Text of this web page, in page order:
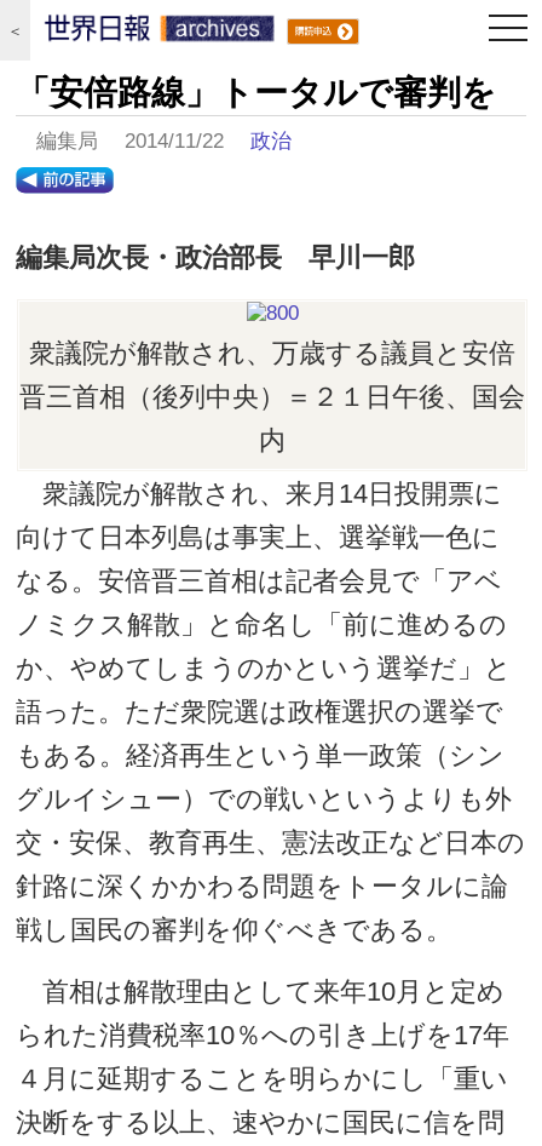
＜
「安倍路線」トータルで審判を
編集局 2014/11/22政治
編集局次長・政治部長 早川一郎
衆議院が解散され、万歳する議員と安倍
晋三首相（後列中央）＝２１日午後、国会
内
衆議院が解散され、来月14日投開票に
向けて日本列島は事実上、選挙戦一色に
なる。安倍晋三首相は記者会見で「アベ
ノミクス解散」と命名し「前に進めるの
か、やめてしまうのかという選挙だ」と
語った。ただ衆院選は政権選択の選挙で
もある。経済再生という単一政策（シン
グルイシュー）での戦いというよりも外
交・安保、教育再生、憲法改正など日本の
針路に深くかかわる問題をトータルに論
戦し国民の審判を仰ぐべきである。
首相は解散理由として来年10月と定め
られた消費税率10％への引き上げを17年
４月に延期することを明らかにし「重い
決断をする以上、速やかに国民に信を問